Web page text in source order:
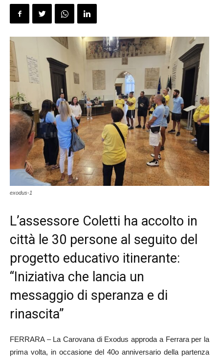
exodus-1
L’assessore Coletti ha accolto in
città le 30 persone al seguito del
progetto educativo itinerante:
“Iniziativa che lancia un
messaggio di speranza e di
rinascita”
FERRARA – La Carovana di Exodus approda a Ferrara per la
prima volta, in occasione del 40o anniversario della partenza